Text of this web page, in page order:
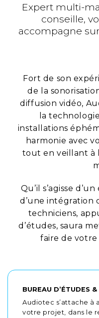
Expert multi-
conseille,
accompagne
Fort de son
de la
diffusion vidéo,
la
installations
harmonie avec
tout en veillant à
Qu’il s’agisse
d’une intégration
techniciens,
d’études, saura
faire de
BUREAU D’ÉTUDES
Audiotec s’attache à
votre projet, dans le